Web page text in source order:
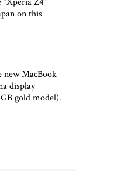
on this
new MacBook
display
gold model).